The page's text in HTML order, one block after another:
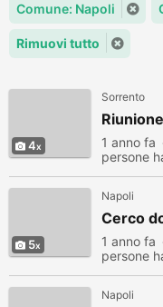
Comune: Napoli
Rimuovi tutto
4
Sorrento
Riunione
1 anno fa
persone
5
Napoli
Cerco
1 anno fa
persone
Napoli